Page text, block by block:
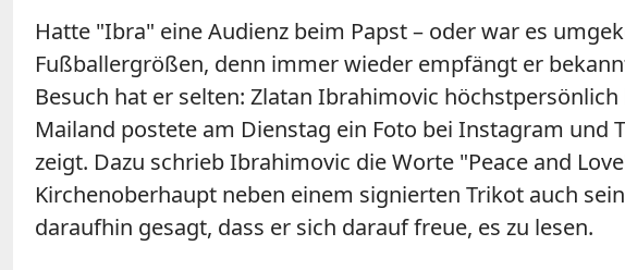
Hatte "Ibra" eine Audienz beim Papst – oder war es
Fußballergrößen, denn immer wieder empfängt er
Besuch hat er selten: Zlatan Ibrahimovic
Mailand postete am Dienstag ein Foto bei Instagram und
zeigt. Dazu schrieb Ibrahimovic die Worte "Peace and
Kirchenoberhaupt neben einem signierten Trikot auch
daraufhin gesagt, dass er sich darauf freue, es zu lesen.